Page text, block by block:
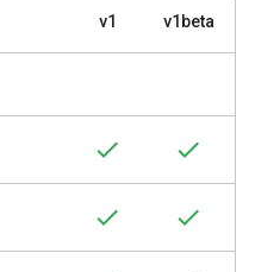
v1 v1beta